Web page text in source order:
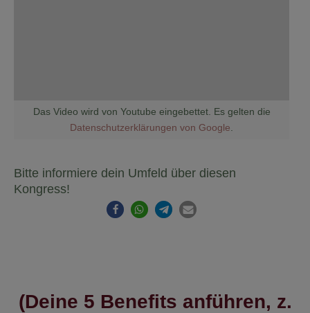
Das Video wird von Youtube eingebettet. Es gelten die
Datenschutzerklärungen von Google
Bitte informiere dein Umfeld über diesen
Kongress!
(Deine 5 Benefits anführen, z.